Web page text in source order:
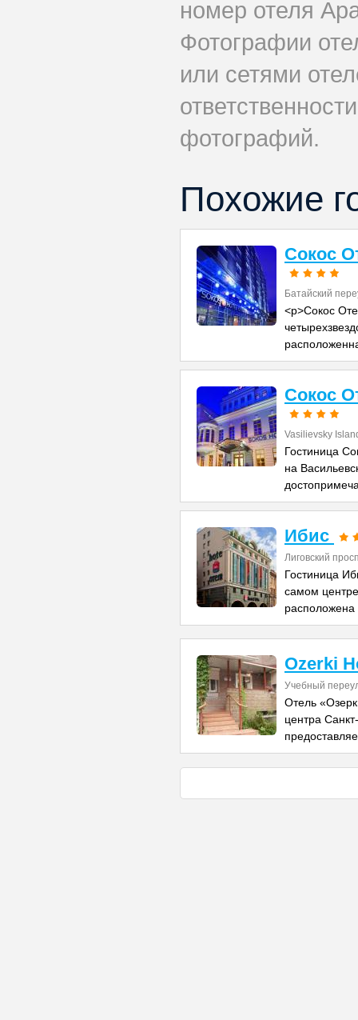
номер отеля
Фотографии
или сетями
фотографий.
Похожие
Сокос
Батайский
<p>Сокос
Сокос
Vasilievsky
Гостиница
на
Ибис
Лиговский
Гостиница
самом
расположена
Ozerki
Учебный
Отель
центра